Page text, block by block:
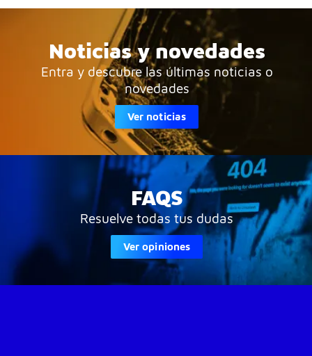
Noticias y novedades
Entra y descubre las últimas noticias o
novedades
Ver noticias
FAQS
Resuelve todas tus dudas
Ver opiniones